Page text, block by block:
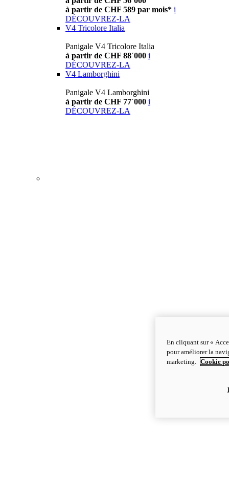
à partir de CHF 589 par mois* i
DÉCOUVREZ-LA
V4 Tricolore Italia
Panigale V4 Tricolore Italia
à partir de CHF 88´000 i
DÉCOUVREZ-LA
V4 Lamborghini
Panigale V4 Lamborghini
à partir de CHF 77´000 i
DÉCOUVREZ-LA
En cliquant sur «
pour améliorer la
marketing.
Cookie